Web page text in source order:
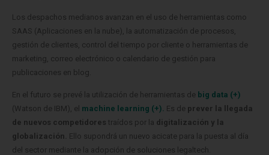
Los despachos medianos avanzan en el uso de herramientas como
SAAS (Aplicaciones en la nube), la automatización de procesos,
gestión de clientes, control del tiempo por cliente o herramientas de
marketing, correo electrónico o calendario de gestión para
publicaciones en blog.
En el futuro se prevé la utilización de herramientas de big data (+)
(Watson de IBM), el machine learning (+). Es de prever la llegada
de nuevos competidores traídos por la digitalización y la
globalización. Ello supondrá un nuevo acicate para la puesta al día
del sector mediante la adopción de soluciones legaltech.